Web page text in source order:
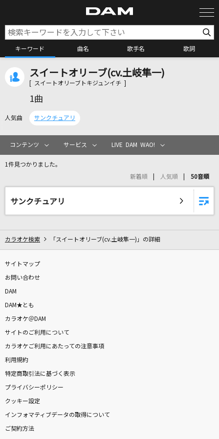
キーワード 曲名 歌手名 歌詞
カラオケ検索
カラオケリクエスト
リアルタイムで歌われている曲の一覧
Mrs. GREEN APPLE
Song for…
[生音]ひと夏の経験
山口百恵
命に嫌われている
カンザキイオリ
ブルーアンビエンス (feat. asmi)
スイートオリーブ(cv.土岐隼一)
[ スイートオリーブトキジュンイチ ]
1曲
人気曲 サンクチュアリ
コンテンツ サービス LIVE DAM WAO!
1件見つかりました。
新着順 人気順 50音順
サンクチュアリ
カラオケ検索 「スイートオリーブ(cv.土岐隼一)」の詳細
サイトマップ
お問い合わせ
DAM
DAM★とも
カラオケ＠DAM
サイトのご利用について
カラオケご利用にあたっての注意事項
利用規約
特定商取引法に基づく表示
プライバシーポリシー
クッキー設定
インフォマティブデータの取得について
ご契約方法